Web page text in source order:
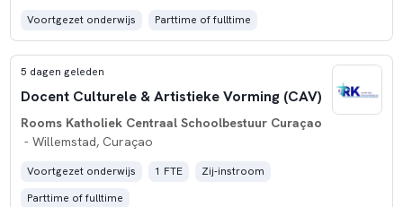
Voortgezet onderwijs Parttime of fulltime
5 dagen geleden
Docent Culturele & Artistieke Vorming (CAV)
Rooms Katholiek Centraal Schoolbestuur Curaçao
- Willemstad, Curaçao
Voortgezet onderwijs 1 FTE
Zij-instroom
Parttime of fulltime